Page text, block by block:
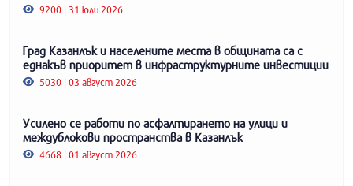
9200 | 31 юли 2026
Град Казанлък и населените места в общината са с
еднакъв приоритет в инфраструктурните инвестиции
5030 | 03 август 2026
Усилено се работи по асфалтирането на улици и
междублокови пространства в Казанлък
4668 | 01 август 2026